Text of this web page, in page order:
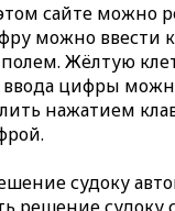
сайте можно
можно ввести
Жёлтую
ввода цифры
нажатием
судоку